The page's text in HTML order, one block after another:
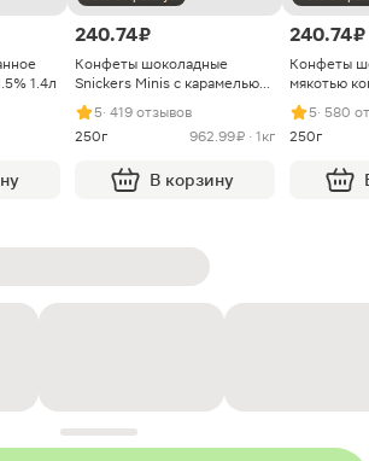
1.4л
240.74 ₽
Конфеты шоколадные
Snickers Minis с карамелью
арахисом и нугой
5· 419 отзывов
250г
962.99 ₽ · 1кг
В корзину
240.74 ₽
Конфеты
мякотью
5· 580
250г